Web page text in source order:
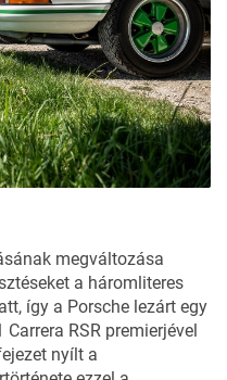
megváltozása
a háromliteres
így a Porsche lezárt egy
RSR premierjével
nyílt a